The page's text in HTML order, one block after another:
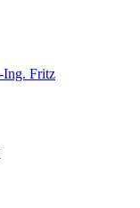
Ing. Fritz